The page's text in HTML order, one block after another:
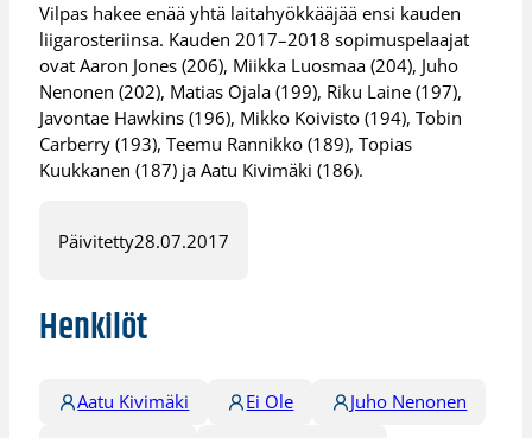
Vilpas hakee enää yhtä laitahyökkääjää ensi kauden
liigarosteriinsa. Kauden 2017–2018 sopimuspelaajat
ovat Aaron Jones (206), Miikka Luosmaa (204), Juho
Nenonen (202), Matias Ojala (199), Riku Laine (197),
Javontae Hawkins (196), Mikko Koivisto (194), Tobin
Carberry (193), Teemu Rannikko (189), Topias
Kuukkanen (187) ja Aatu Kivimäki (186).
Päivitetty28.07.2017
Henkilöt
Aatu Kivimäki Ei Ole
Juho Nenonen